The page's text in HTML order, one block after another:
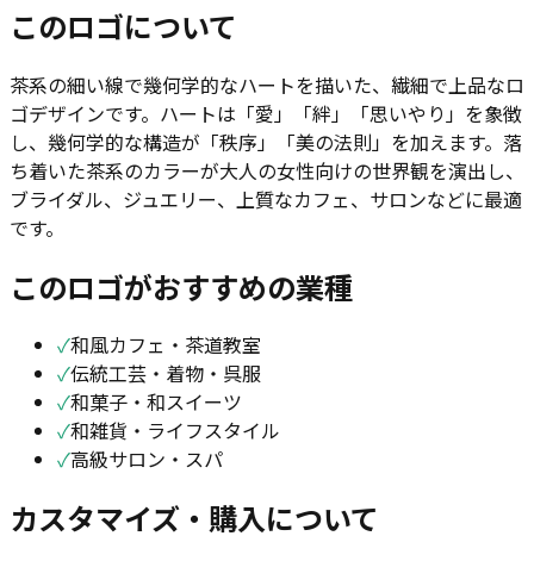
このロゴについて
茶系の細い線で幾何学的なハートを描いた、繊細で上品なロ
ゴデザインです。ハートは「愛」「絆」「思いやり」を象徴
し、幾何学的な構造が「秩序」「美の法則」を加えます。落
ち着いた茶系のカラーが大人の女性向けの世界観を演出し、
ブライダル、ジュエリー、上質なカフェ、サロンなどに最適
です。
このロゴがおすすめの業種
✓和風カフェ・茶道教室
✓伝統工芸・着物・呉服
✓和菓子・和スイーツ
✓和雑貨・ライフスタイル
✓高級サロン・スパ
カスタマイズ・購入について